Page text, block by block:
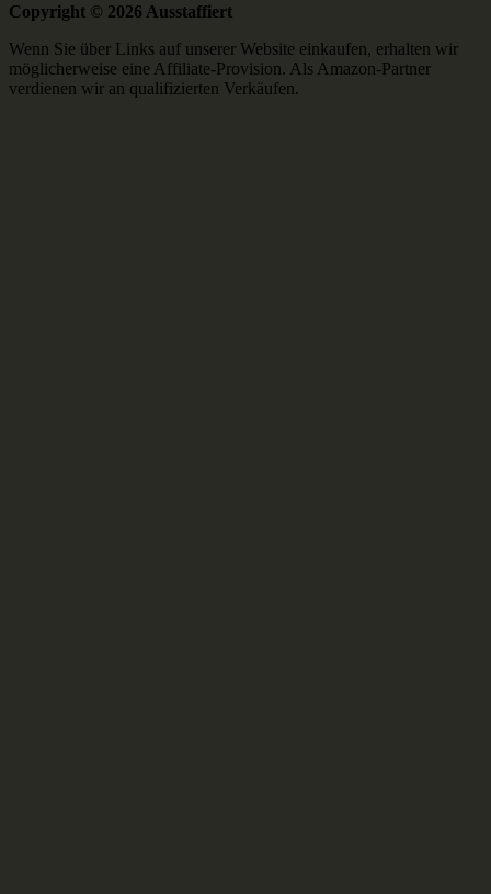
Copyright © 2026 Ausstaffiert
Wenn Sie über Links auf unserer Website einkaufen, erhalten wir
möglicherweise eine Affiliate-Provision. Als Amazon-Partner
verdienen wir an qualifizierten Verkäufen.